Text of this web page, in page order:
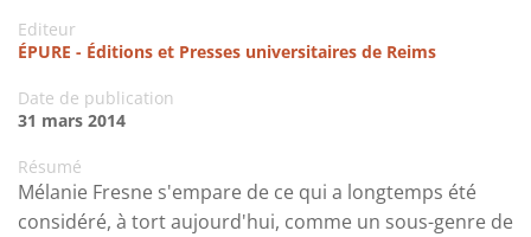
Editeur
ÉPURE - Éditions et Presses universitaires de Reims
Date de publication
31 mars 2014
Résumé
Mélanie Fresne s'empare de ce qui a longtemps été
considéré, à tort aujourd'hui, comme un sous-genre de